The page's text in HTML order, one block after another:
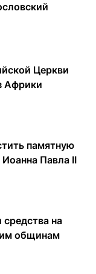
Церкви
Африки
памятную
Павла II
на
общинам